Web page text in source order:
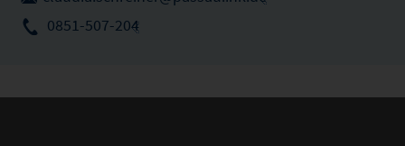
0851-507-204